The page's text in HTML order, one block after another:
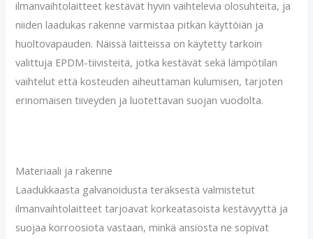
ilmanvaihtolaitteet kestävät hyvin vaihtelevia olosuhteita, ja
niiden laadukas rakenne varmistaa pitkän käyttöiän ja
huoltovapauden. Näissä laitteissa on käytetty tarkoin
valittuja EPDM-tiivisteitä, jotka kestävät sekä lämpötilan
vaihtelut että kosteuden aiheuttaman kulumisen, tarjoten
erinomaisen tiiveyden ja luotettavan suojan vuodolta.
Materiaali ja rakenne
Laadukkaasta galvanoidusta teräksestä valmistetut
ilmanvaihtolaitteet tarjoavat korkeatasoista kestävyyttä ja
suojaa korroosiota vastaan, minkä ansiosta ne sopivat